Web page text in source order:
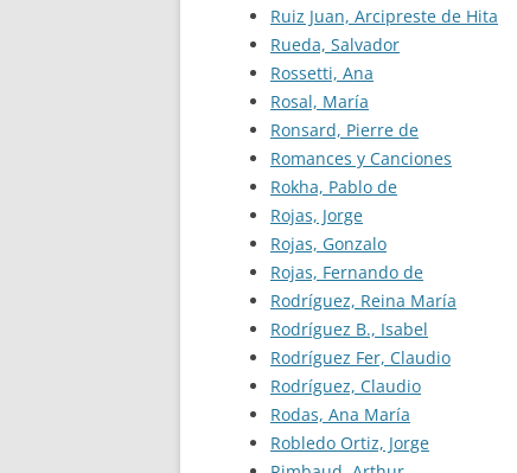
Ruiz Juan, Arcipreste de Hita
Rueda, Salvador
Rossetti, Ana
Rosal, María
Ronsard, Pierre de
Romances y Canciones
Rokha, Pablo de
Rojas, Jorge
Rojas, Gonzalo
Rojas, Fernando de
Rodríguez, Reina María
Rodríguez B., Isabel
Rodríguez Fer, Claudio
Rodríguez, Claudio
Rodas, Ana María
Robledo Ortiz, Jorge